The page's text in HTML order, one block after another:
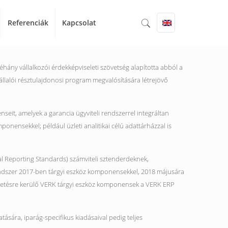
Referenciák Kapcsolat
vállalkozói érdekképviseleti szövetség alapította abból a
résztulajdonosi program megvalósítására létrejövő
amelyek a garancia ügyviteli rendszerrel integráltan
például üzleti analitikai célú adattárházzal is
Reporting Standards) számviteli sztenderdeknek,
2017-ben tárgyi eszköz komponensekkel, 2018 májusára
kerülő VERK tárgyi eszköz komponensek a VERK ERP
iparág-specifikus kiadásaival pedig teljes